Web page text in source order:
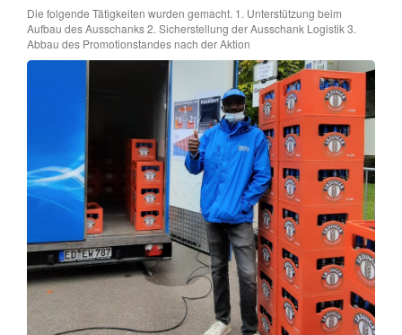
Die folgende Tätigkeiten wurden gemacht. 1. Unterstützung beim
Aufbau des Ausschanks 2. Sicherstellung der Ausschank Logistik 3.
Abbau des Promotionstandes nach der Aktion